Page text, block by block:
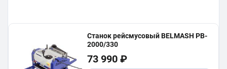
Станок рейсмусовый BELMASH PB-
2000/330
73 990 ₽